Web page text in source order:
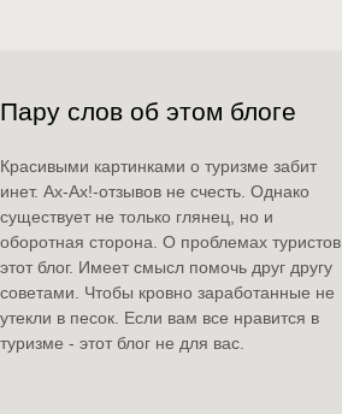
Пару слов об этом блоге
Красивыми картинками о туризме забит
инет. Ах-Ах!-отзывов не счесть. Однако
существует не только глянец, но и
оборотная сторона. О проблемах туристов
этот блог. Имеет смысл помочь друг другу
советами. Чтобы кровно заработанные не
утекли в песок. Если вам все нравится в
туризме - этот блог не для вас.